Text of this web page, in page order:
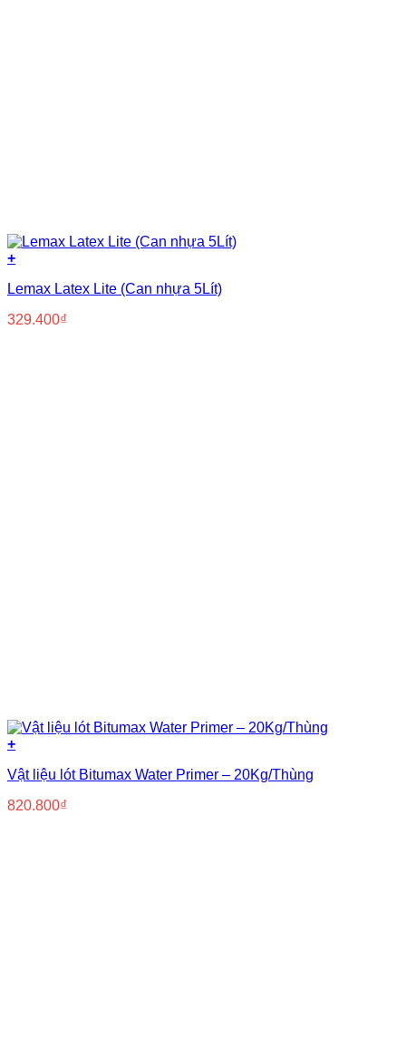
+
Lemax Latex Lite (Can nhựa 5Lít)
329.400₫
+
Vật liệu lót Bitumax Water Primer – 20Kg/Thùng
820.800₫